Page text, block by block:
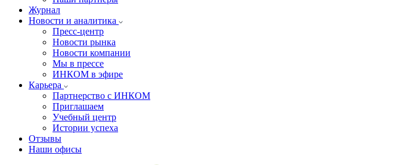
Журнал
Новости и аналитика
Пресс-центр
Новости рынка
Новости компании
Мы в прессе
ИНКОМ в эфире
Карьера
Партнерство с ИНКОМ
Приглашаем
Учебный центр
Истории успеха
Отзывы
Наши офисы